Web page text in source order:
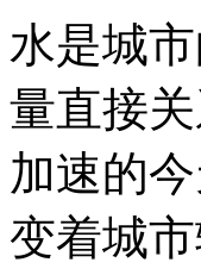
水是城
量直接
加速的
变着城